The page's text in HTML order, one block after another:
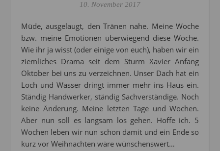
10. November 2017
Müde, ausgelaugt, den Tränen nahe. Meine Woche
bzw. meine Emotionen überwiegend diese Woche.
Wie ihr ja wisst (oder einige von euch), haben wir ein
ziemliches Drama seit dem Sturm Xavier Anfang
Oktober bei uns zu verzeichnen. Unser Dach hat ein
Loch und Wasser dringt immer mehr ins Haus ein.
Ständig Handwerker, ständig Sachverständige. Noch
keine Änderung. Meine letzten Tage und Wochen.
Aber nun soll es langsam los gehen. Hoffe ich. 5
Wochen leben wir nun schon damit und ein Ende so
kurz vor Weihnachten wäre wünschenswert…